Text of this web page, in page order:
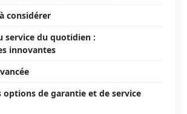
considérer
service du quotidien :
innovantes
options de garantie et de service